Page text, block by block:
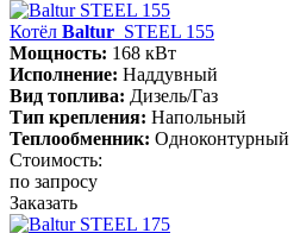
Котёл Baltur STEEL 155
Мощность: 168 кВт
Исполнение: Наддувный
Вид топлива: Дизель/Газ
Тип крепления: Напольный
Теплообменник: Одноконтурный
Стоимость:
по запросу
Заказать